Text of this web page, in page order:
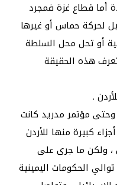
أما قطاع غزة فمجرد
لحركة حماس أو غيرها
أو تحل محل السلطة
هذه الحقيقة
.
مؤتمر مدريد كانت
كبيرة منها للأردن
، ولكن ما جرى على
الحكومات اليمينية